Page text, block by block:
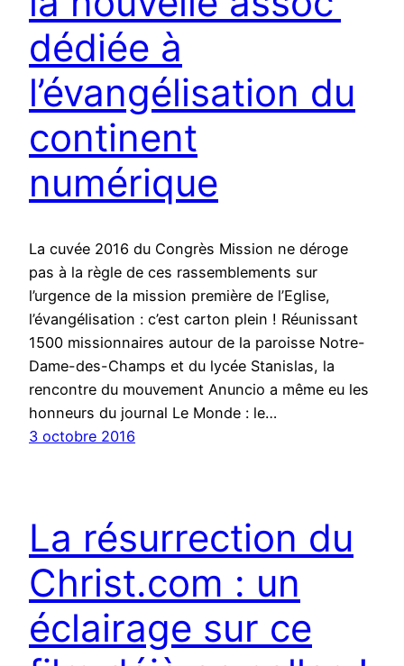
dédiée à
l’évangélisation du
continent
numérique
La cuvée 2016 du Congrès Mission ne déroge
pas à la règle de ces rassemblements sur
l’urgence de la mission première de l’Eglise,
l’évangélisation : c’est carton plein ! Réunissant
1500 missionnaires autour de la paroisse Notre-
Dame-des-Champs et du lycée Stanislas, la
rencontre du mouvement Anuncio a même eu les
honneurs du journal Le Monde : le…
3 octobre 2016
La résurrection du
Christ.com : un
éclairage sur ce